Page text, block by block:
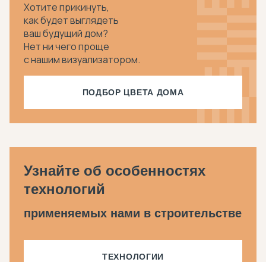
Хотите прикинуть,
как будет выглядеть
ваш будущий дом?
Нет ни чего проще
с нашим визуализатором.
ПОДБОР ЦВЕТА ДОМА
Узнайте об особенностях
технологий
применяемых нами в строительстве
ТЕХНОЛОГИИ